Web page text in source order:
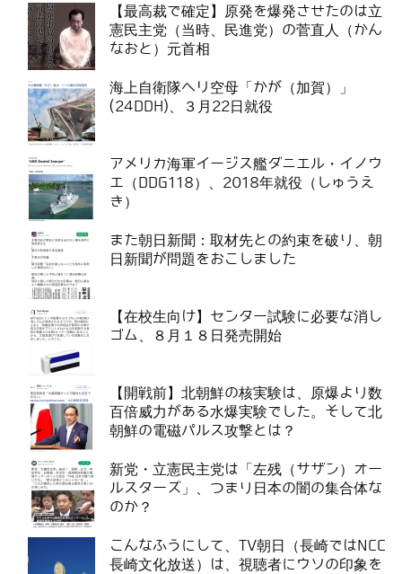
【最高裁で確定】原発を爆発させたのは立
憲民主党（当時、民進党）の菅直人（かん
なおと）元首相
海上自衛隊ヘリ空母「かが（加賀）」
(24DDH)、３月22日就役
アメリカ海軍イージス艦ダニエル・イノウ
エ（DDG118）、2018年就役（しゅうえ
き）
また朝日新聞：取材先との約束を破り、朝
日新聞が問題をおこしました
【在校生向け】センター試験に必要な消し
ゴム、８月１８日発売開始
【開戦前】北朝鮮の核実験は、原爆より数
百倍威力がある水爆実験でした。そして北
朝鮮の電磁パルス攻撃とは？
新党・立憲民主党は「左残（サザン）オー
ルスターズ」、つまり日本の闇の集合体な
のか？
こんなふうにして、TV朝日（長崎ではNCC
長崎文化放送）は、視聴者にウソの印象を